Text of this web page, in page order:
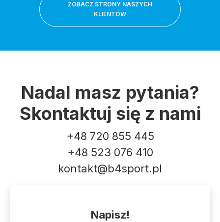
ZOBACZ STRONY NASZYCH
KLIENTÓW
Nadal masz pytania?
Skontaktuj się z nami
+48 720 855 445
+48 523 076 410
kontakt@b4sport.pl
Napisz!